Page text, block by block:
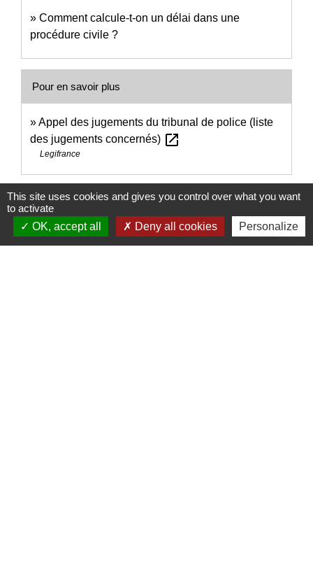
Comment calcule-t-on un délai dans une
procédure civile ?
Pour en savoir plus
Appel des jugements du tribunal de police (liste
des jugements concernés) open_in_new
Legifrance
Signaler une erreur sur cette page
This site uses cookies and gives you control over what you want
to activate
OK, accept all
Deny all cookies Personalize